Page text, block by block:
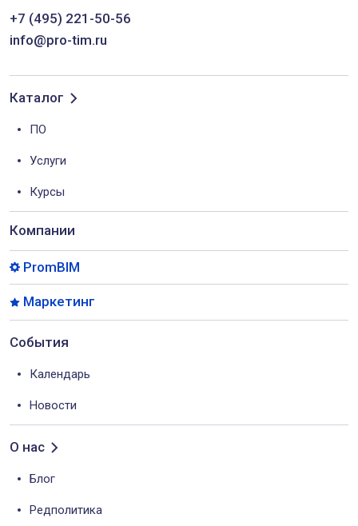
+7 (495) 221-50-56
info@pro-tim.ru
Каталог
ПО
Услуги
Курсы
Компании
PromBIM
Маркетинг
События
Календарь
Новости
О нас
Блог
Редполитика